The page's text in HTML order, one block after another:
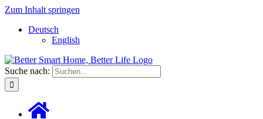
Zum Inhalt springen
Deutsch
English
Suche nach: